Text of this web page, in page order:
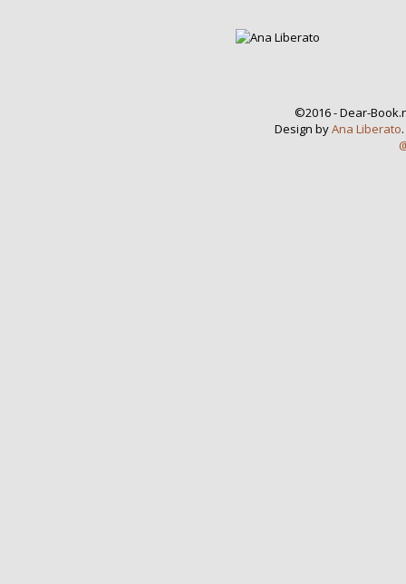
©2016 - Dear-
Design byAna Liberato